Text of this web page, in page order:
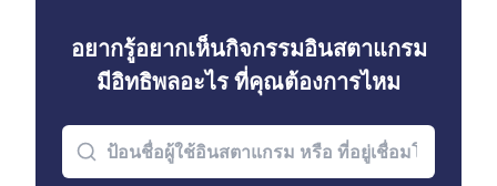
อยากรู้อยากเห็นกิจกรรมอินสตาแกรม
มีอิทธิพลอะไร ที่คุณต้องการไหม